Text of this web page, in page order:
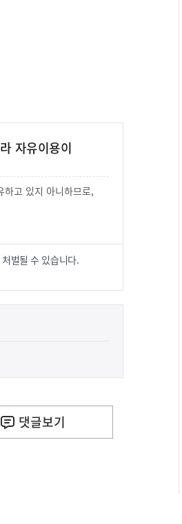
자유이용이
하고 있지 아니하므로,
벌될 수 있습니다.
댓글보기